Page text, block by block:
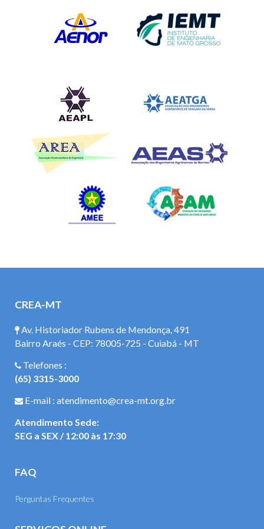
CREA-MT
Av. Historiador Rubens de Mendonça, 491
Bairro Araés - CEP: 78005-725 - Cuiabá - MT
Telefones :
(65) 3315-3000
E-mail : atendimento@crea-mt.org.br
Atendimento Sede:
SEG a SEX / 12:00 às 17:30
FAQ
Perguntas Frequentes